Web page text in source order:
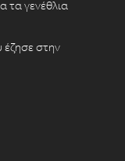
τα γενέθλια
έζησε στην